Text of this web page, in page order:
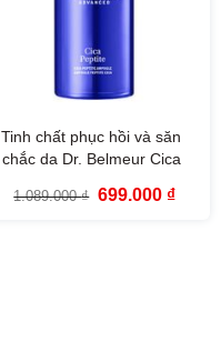
Tinh chất phục hồi và săn
chắc da Dr. Belmeur Cica
1.089.000₫ Giá
699.000 ₫Giá